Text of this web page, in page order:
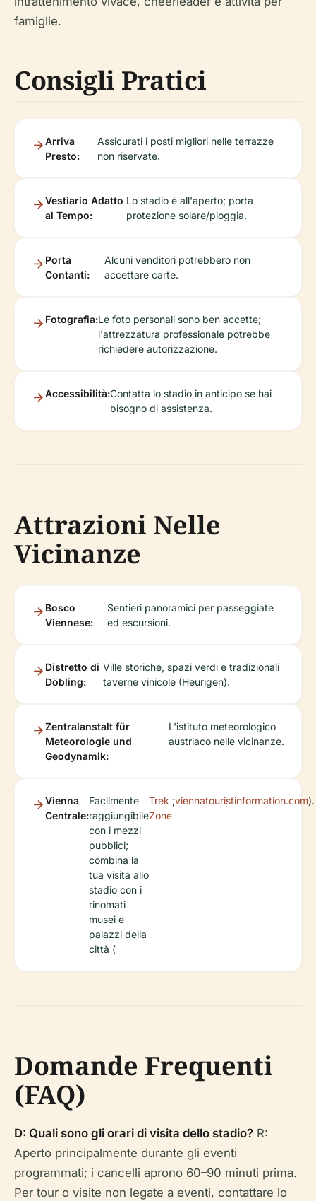
famiglie.
Consigli Pratici
Arriva
Presto:
Assicurati i posti migliori nelle terrazze
non riservate.
Vestiario Adatto
al Tempo:
Lo stadio è all'aperto; porta
protezione solare/pioggia.
Porta
Contanti:
Alcuni venditori potrebbero non
accettare carte.
Fotografia:Le foto personali sono ben accette;
l'attrezzatura professionale potrebbe
richiedere autorizzazione.
Accessibilità:Contatta lo stadio in anticipo se hai
bisogno di assistenza.
Attrazioni Nelle
Vicinanze
Bosco
Viennese:
Sentieri panoramici per passeggiate
ed escursioni.
Distretto di
Döbling:
Ville storiche, spazi verdi e tradizionali
taverne vinicole (Heurigen).
Zentralanstalt für
Meteorologie und
Geodynamik:
L'istituto meteorologico
austriaco nelle vicinanze.
Vienna
Centrale:
Facilmente
raggiungibile
con i mezzi
pubblici;
combina la
tua visita allo
stadio con i
rinomati
musei e
palazzi della
città (
Trek
Zone
;viennatouristinformation.com).
Domande Frequenti
(FAQ)
D: Quali sono gli orari di visita dello stadio? R:
Aperto principalmente durante gli eventi
programmati; i cancelli aprono 60–90 minuti prima.
Per tour o visite non legate a eventi, contattare lo